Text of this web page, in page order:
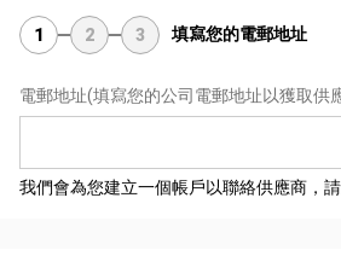
1 2 3 填寫您的電郵地址
電郵地址(填寫您的公司電郵地址以獲取供
我們會為您建立一個帳戶以聯絡供應商，